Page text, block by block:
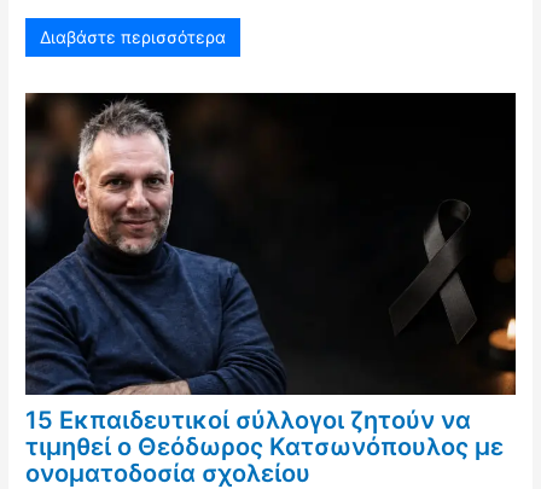
Διαβάστε περισσότερα
15 Εκπαιδευτικοί σύλλογοι ζητούν να
τιμηθεί ο Θεόδωρος Κατσωνόπουλος με
ονοματοδοσία σχολείου